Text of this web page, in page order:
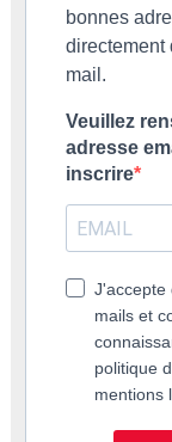
bonnes
directement
mail.
Veuillez
adresse
inscrire
J'accepte
mails et
politique
mentions